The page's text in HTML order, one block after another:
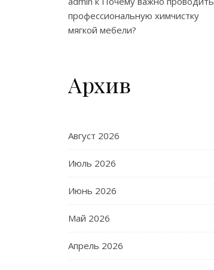
профессиональную химчистку
мягкой мебели?
Архив
Август 2026
Июль 2026
Июнь 2026
Май 2026
Апрель 2026